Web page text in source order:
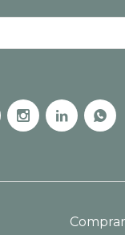
Comprar
  